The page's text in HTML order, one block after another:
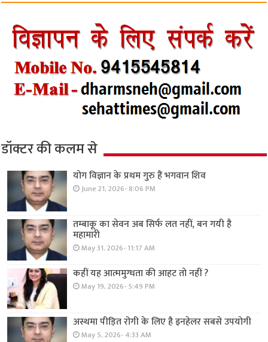
डॉक्टर की कलम से
योग विज्ञान के प्रथम गुरु हैं भगवान शिव
June 21, 2026- 8:06 PM
तम्बाकू का सेवन अब सिर्फ लत नहीं, बन गयी है
महामारी
May 31, 2026- 11:17 AM
कहीं यह आत्ममुग्धता की आहट तो नहीं ?
May 19, 2026- 5:49 PM
अस्थमा पीड़ित रोगी के लिए है इनहेलर सबसे उपयोगी
May 5, 2026- 4:33 AM